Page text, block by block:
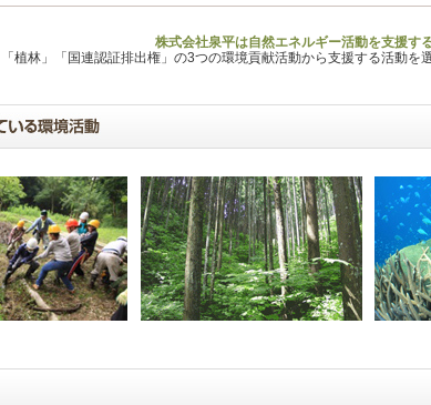
株式会社泉平は自然エネルギー活動を支援す
植林」「国連認証排出権」の3つの環境貢献活動から支援する活動を